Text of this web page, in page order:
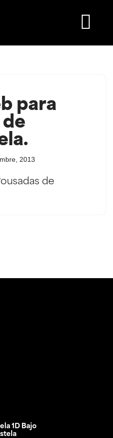
para
de
2013
de
1D Bajo